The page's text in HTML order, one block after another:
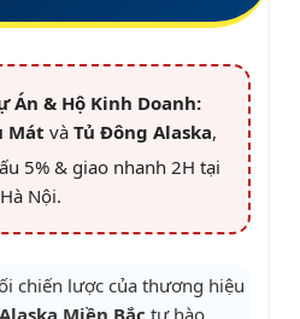
Án & Hộ Kinh Doanh:
Mát và Tủ Đông Alaska,
5% & giao nhanh 2H tại
Hà Nội.
chiến lược của thương hiệu
Alaska Miền Bắc tự hào